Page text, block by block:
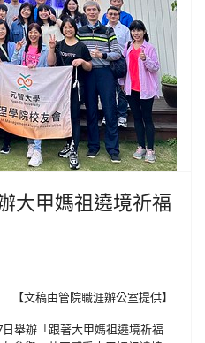
大甲媽祖遶境祈福
【文稿由管院職涯辦公室提供】
舉辦「跟著大甲媽祖遶境祈福